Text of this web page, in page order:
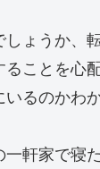
ょうか、
ることを心
るのかわ
一軒家で寝